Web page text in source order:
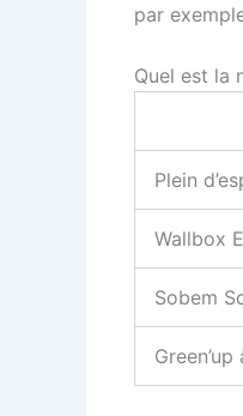
par
Quel est la
Plein
Wallbox
Sobem